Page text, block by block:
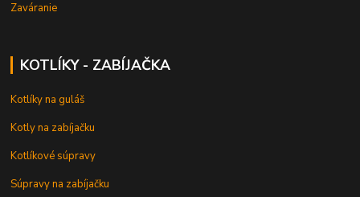
Zaváranie
KOTLÍKY - ZABÍJAČKA
Kotlíky na guláš
Kotly na zabíjačku
Kotlíkové súpravy
Súpravy na zabíjačku